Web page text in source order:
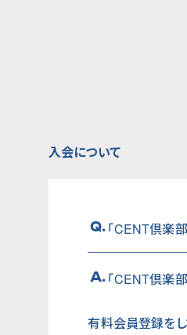
入会について
Q.「CENT倶楽
A.「CENT倶楽部
有料会員登録をし